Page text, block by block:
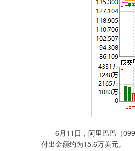
6月11日，阿里巴巴（
付出金额约为15.6万美元。
深证成指